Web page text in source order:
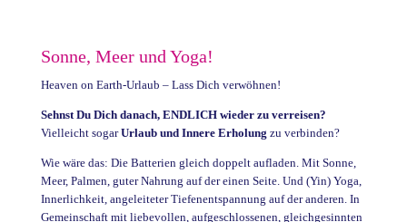
Sonne, Meer und Yoga!
Heaven on Earth-Urlaub – Lass Dich verwöhnen!
Sehnst Du Dich danach, ENDLICH wieder zu verreisen?
Vielleicht sogarUrlaub und Innere Erholung zu verbinden?
Wie wäre das: Die Batterien gleich doppelt aufladen. Mit Sonne,
Meer, Palmen, guter Nahrung auf der einen Seite. Und (Yin) Yoga,
Innerlichkeit, angeleiteter Tiefenentspannung auf der anderen. In
Gemeinschaft mit liebevollen, aufgeschlossenen, gleichgesinnten